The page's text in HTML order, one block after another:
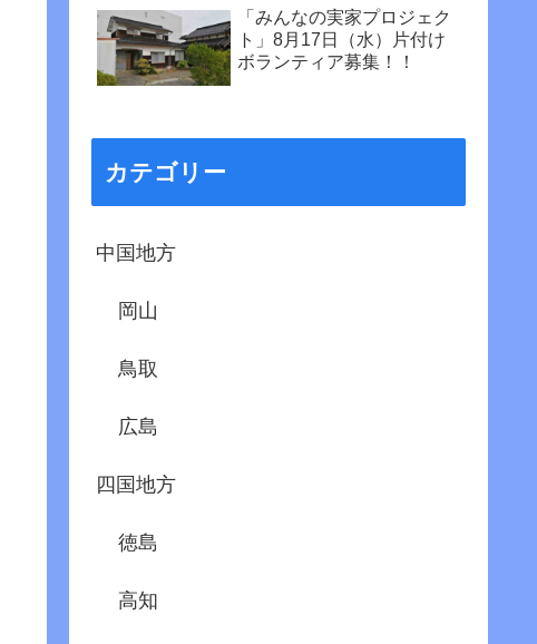
「みんなの実家プロジェク
ト」8月17日（水）片付け
ボランティア募集！！
カテゴリー
中国地方
岡山
鳥取
広島
四国地方
徳島
高知